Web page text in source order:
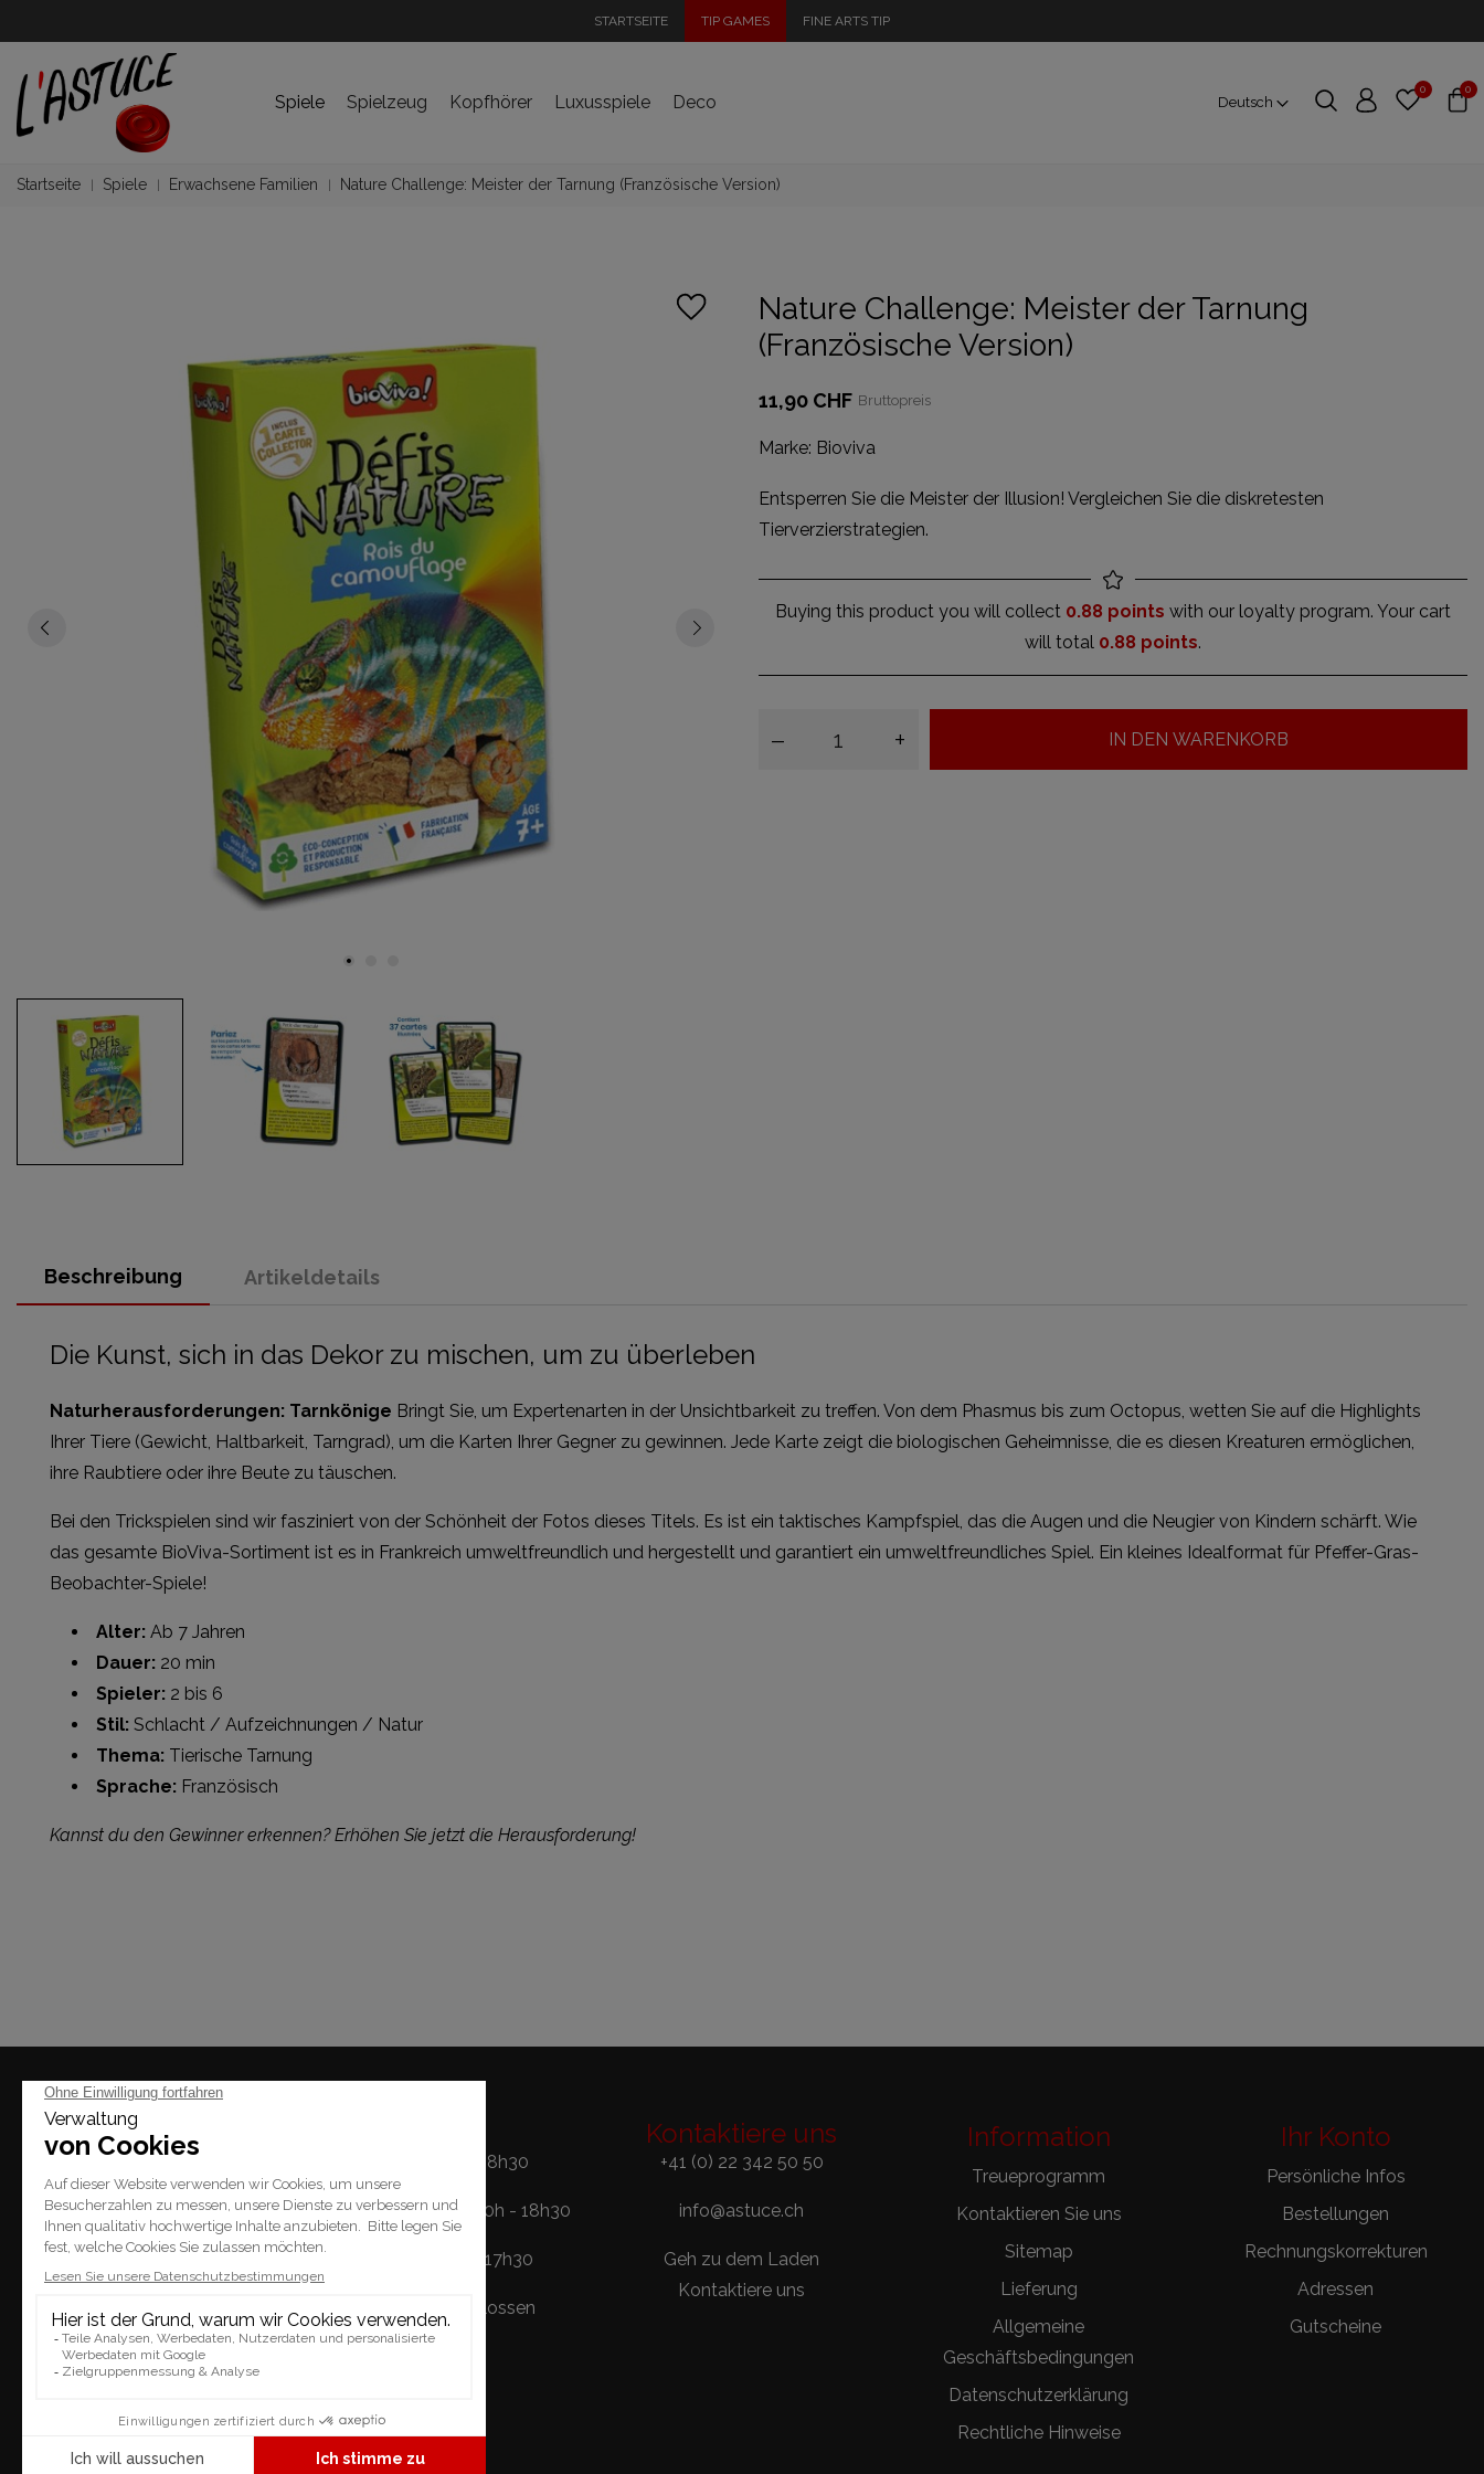
STARTSEITE TIP GAMES FINE ARTS TIP
Spiele Spielzeug Kopfhörer Luxusspiele Deco Deutsch
0 0
Startseite Spiele Erwachsene Familien Nature Challenge: Meister der Tarnung (Französische Version)
Nature Challenge: Meister der Tarnung
(Französische Version)
11,90 CHF Bruttopreis
Marke: Bioviva
Entsperren Sie die Meister der Illusion! Vergleichen Sie die diskretesten
Tierverzierstrategien.
Buying this product you will collect 0.88 points with our loyalty program. Your cart
will total 0.88 points.
– + IN DEN WARENKORB
Beschreibung Artikeldetails
Die Kunst, sich in das Dekor zu mischen, um zu überleben
Naturherausforderungen: Tarnkönige Bringt Sie, um Expertenarten in der Unsichtbarkeit zu treffen. Von dem Phasmus bis zum Octopus, wetten Sie auf die Highlights
Ihrer Tiere (Gewicht, Haltbarkeit, Tarngrad), um die Karten Ihrer Gegner zu gewinnen. Jede Karte zeigt die biologischen Geheimnisse, die es diesen Kreaturen ermöglichen,
ihre Raubtiere oder ihre Beute zu täuschen.
Bei den Trickspielen sind wir fasziniert von der Schönheit der Fotos dieses Titels. Es ist ein taktisches Kampfspiel, das die Augen und die Neugier von Kindern schärft. Wie
das gesamte BioViva-Sortiment ist es in Frankreich umweltfreundlich und hergestellt und garantiert ein umweltfreundliches Spiel. Ein kleines Idealformat für Pfeffer-Gras-
Beobachter-Spiele!
Alter: Ab 7 Jahren
Dauer: 20 min
Spieler: 2 bis 6
Stil: Schlacht / Aufzeichnungen / Natur
Thema: Tierische Tarnung
Sprache: Französisch
Kannst du den Gewinner erkennen? Erhöhen Sie jetzt die Herausforderung!
Place du Tempel 2.
1227 Carouge
Montag: 14h - 18h30
Dienstag / Freitag: 10h - 18h30
Samstag: 10h - 17h30
Sonntag: geschlossen
Kontaktiere uns
+41 (0) 22 342 50 50
info@astuce.ch
Geh zu dem Laden
Kontaktiere uns
Information
Treueprogramm
Kontaktieren Sie uns
Sitemap
Lieferung
Allgemeine
Geschäftsbedingungen
Datenschutzerklärung
Rechtliche Hinweise
Ihr Konto
Persönliche Infos
Bestellungen
Rechnungskorrekturen
Adressen
Gutscheine